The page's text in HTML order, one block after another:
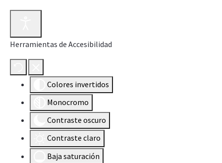
Herramientas de Accesibilidad
Colores invertidos
Monocromo
Contraste oscuro
Contraste claro
Baja saturación